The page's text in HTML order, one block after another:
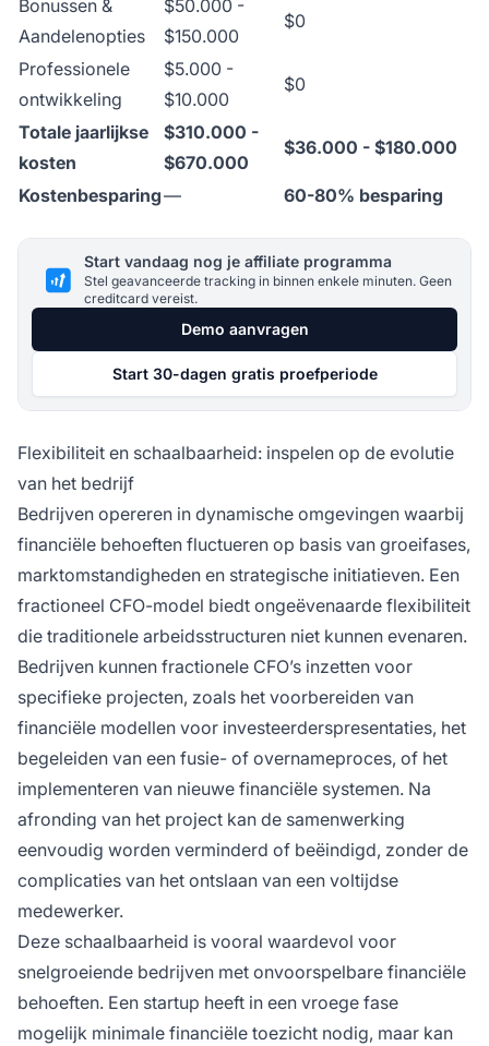
Bonussen &
Aandelenopties
$50.000 -
$150.000
$0
Professionele
ontwikkeling
$5.000 -
$10.000
$0
Totale jaarlijkse
kosten
$310.000 -
$670.000
$36.000 - $180.000
Kostenbesparing— 60-80% besparing
Start vandaag nog je affiliate programma
Stel geavanceerde tracking in binnen enkele minuten. Geen
creditcard vereist.
Demo aanvragen
Start 30-dagen gratis proefperiode
Flexibiliteit en schaalbaarheid: inspelen op de evolutie
van het bedrijf
Bedrijven opereren in dynamische omgevingen waarbij
financiële behoeften fluctueren op basis van groeifases,
marktomstandigheden en strategische initiatieven. Een
fractioneel CFO-model biedt ongeëvenaarde flexibiliteit
die traditionele arbeidsstructuren niet kunnen evenaren.
Bedrijven kunnen fractionele CFO’s inzetten voor
specifieke projecten, zoals het voorbereiden van
financiële modellen voor investeerderspresentaties, het
begeleiden van een fusie- of overnameproces, of het
implementeren van nieuwe financiële systemen. Na
afronding van het project kan de samenwerking
eenvoudig worden verminderd of beëindigd, zonder de
complicaties van het ontslaan van een voltijdse
medewerker.
Deze schaalbaarheid is vooral waardevol voor
snelgroeiende bedrijven met onvoorspelbare financiële
behoeften. Een startup heeft in een vroege fase
mogelijk minimale financiële toezicht nodig, maar kan